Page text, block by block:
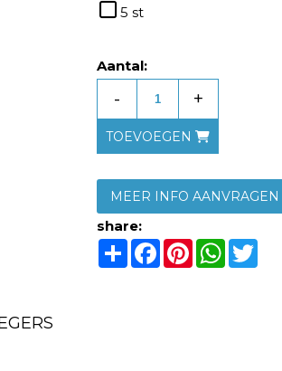
5 st
Aantal:
- +
TOEVOEGEN
MEER INFO AANVRAGEN
share:
ShareFacebook
Pinterest